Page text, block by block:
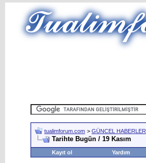
tualimforum.com > GÜNCEL HABERLER
Tarihte Bugün / 19 Kasım
Kayıt ol Yardım